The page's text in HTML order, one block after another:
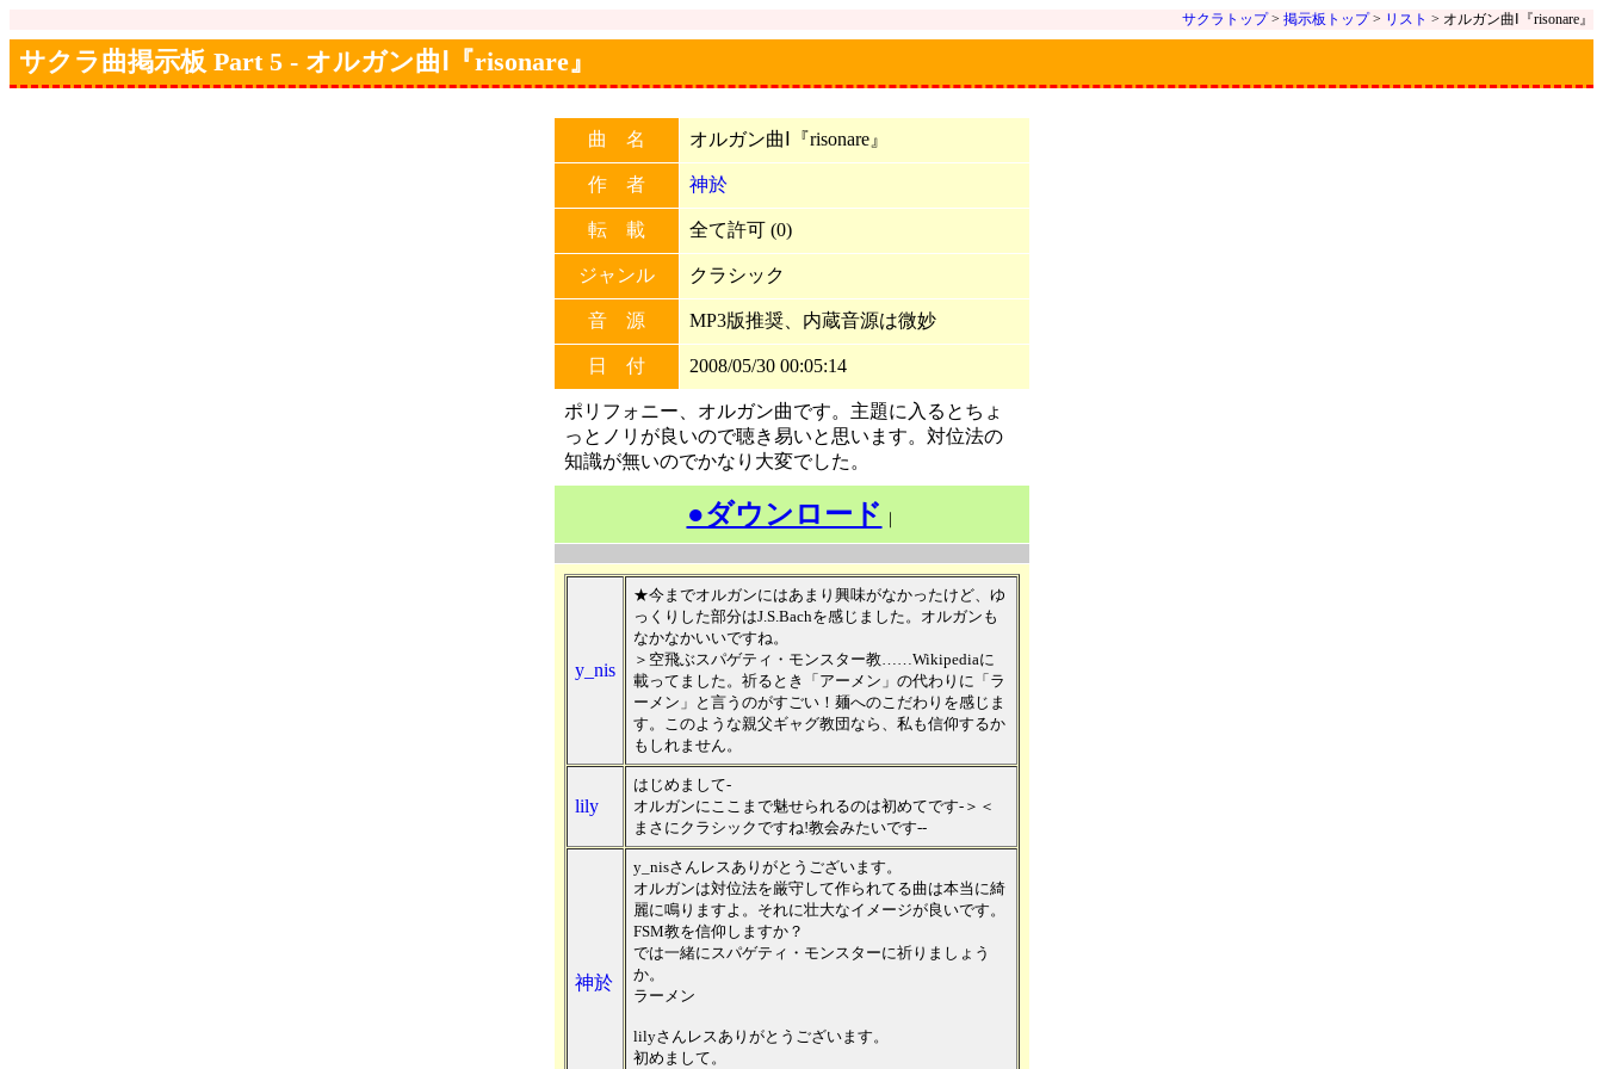
サクラトップ> 掲示板トップ> リスト > オルガン曲Ⅰ『risonare』
サクラ曲掲示板 Part 5 - オルガン曲Ⅰ『risonare』
曲 名 オルガン曲Ⅰ『risonare』
作 者 神於
転 載 全て許可 (0)
ジャンル クラシック
音 源 MP3版推奨、内蔵音源は微妙
日 付 2008/05/30 00:05:14
ポリフォニー、オルガン曲です。主題に入るとちょ
っとノリが良いので聴き易いと思います。対位法の
知識が無いのでかなり大変でした。
●ダウンロード ｜
y_nis
★今までオルガンにはあまり興味がなかったけど、ゆ
っくりした部分はJ.S.Bachを感じました。オルガンも
なかなかいいですね。
＞空飛ぶスパゲティ・モンスター教……Wikipediaに
載ってました。祈るとき「アーメン」の代わりに「ラ
ーメン」と言うのがすごい！麺へのこだわりを感じま
す。このような親父ギャグ教団なら、私も信仰するか
もしれません。
lily
はじめまして-
オルガンにここまで魅せられるのは初めてです-＞＜
まさにクラシックですね!教会みたいです--
神於
y_nisさんレスありがとうございます。
オルガンは対位法を厳守して作られてる曲は本当に綺
麗に鳴りますよ。それに壮大なイメージが良いです。
FSM教を信仰しますか？
では一緒にスパゲティ・モンスターに祈りましょう
か。
ラーメン
lilyさんレスありがとうございます。
初めまして。